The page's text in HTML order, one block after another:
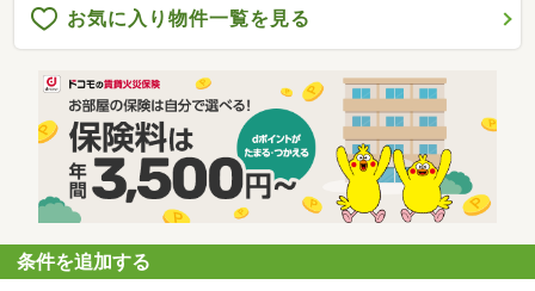
お気に入り物件一覧を見る
条件を追加する